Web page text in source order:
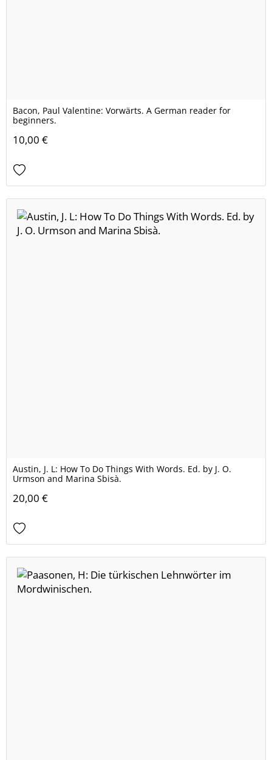
Bacon, Paul Valentine: Vorwärts. A German reader for
beginners.
10,00 €
Austin, J. L: How To Do Things With Words. Ed. by J. O.
Urmson and Marina Sbisà.
20,00 €